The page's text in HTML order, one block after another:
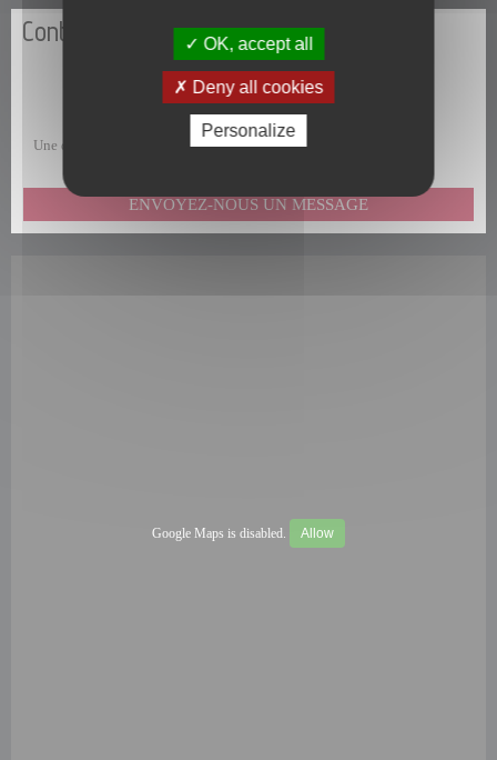
Contactez-nous
Une question, une remarque, une suggestion, un commentaire ?
ENVOYEZ-NOUS UN MESSAGE
Google Maps is disabled. Allow
OK, accept all
Deny all cookies
Personalize